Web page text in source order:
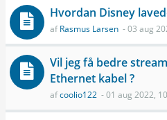
Hvordan Disney
afRasmus Larsen - 03 aug
Vil jeg få bedre
Ethernet kabel ?
afcoolio122 - 01 aug 2022,